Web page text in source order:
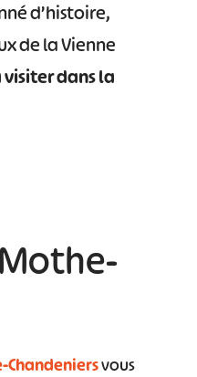
d’histoire,
de la Vienne
dans la
vous